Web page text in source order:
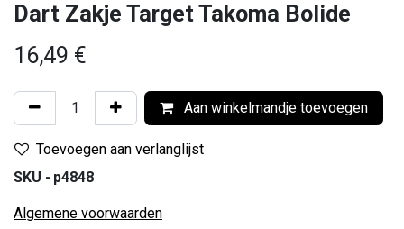
Dart Zakje Target Takoma Bolide
16,49 €
Aan winkelmandje toevoegen
Toevoegen aan verlanglijst
SKU - p4848
Algemene voorwaarden